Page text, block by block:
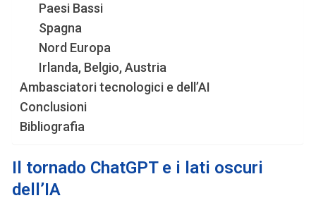
Paesi Bassi
Spagna
Nord Europa
Irlanda, Belgio, Austria
Ambasciatori tecnologici e dell’AI
Conclusioni
Bibliografia
Il tornado ChatGPT e i lati oscuri
dell’IA